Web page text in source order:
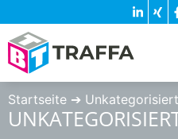
Startseite ➔ Unkategorisiert